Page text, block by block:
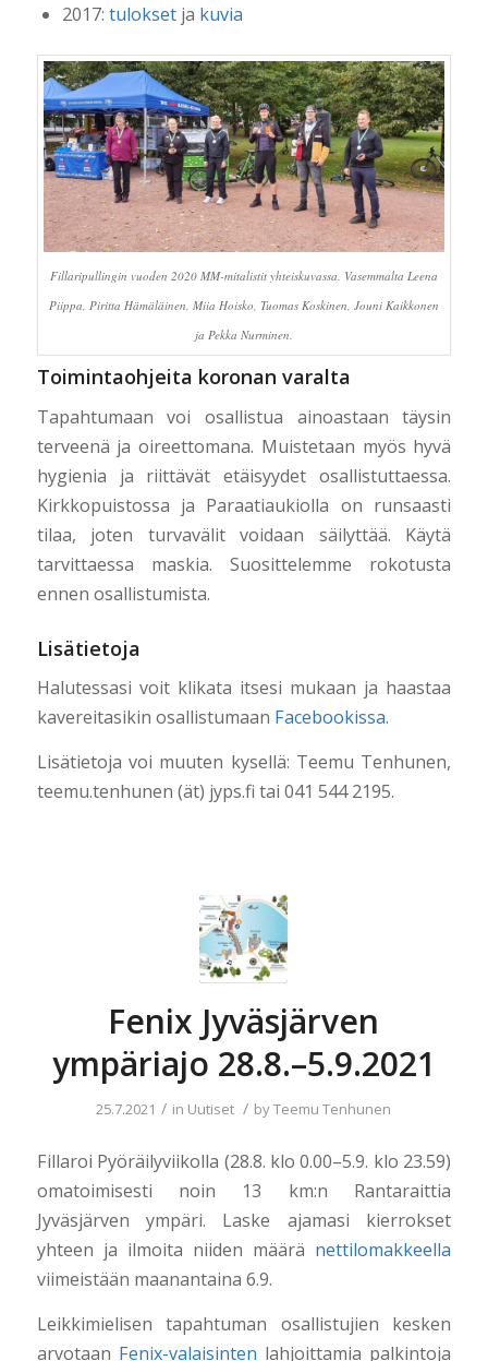
2017: tuloksetja kuvia
Fillaripullingin vuoden 2020 MM-mitalistit yhteiskuvassa. Vasemmalta Leena
Piippa, Piritta Hämäläinen, Miia Hoisko, Tuomas Koskinen, Jouni Kaikkonen
ja Pekka Nurminen.
Toimintaohjeita koronan varalta
Tapahtumaan voi osallistua ainoastaan täysin
terveenä ja oireettomana. Muistetaan myös hyvä
hygienia ja riittävät etäisyydet osallistuttaessa.
Kirkkopuistossa ja Paraatiaukiolla on runsaasti
tilaa, joten turvavälit voidaan säilyttää. Käytä
tarvittaessa maskia. Suosittelemme rokotusta
ennen osallistumista.
Lisätietoja
Halutessasi voit klikata itsesi mukaan ja haastaa
kavereitasikin osallistumaan Facebookissa.
Lisätietoja voi muuten kysellä: Teemu Tenhunen,
teemu.tenhunen (ät) jyps.fi tai 041 544 2195.
Fenix Jyväsjärven
ympäriajo 28.8.–5.9.2021
25.7.2021 / in Uutiset / byTeemu Tenhunen
Fillaroi Pyöräilyviikolla (28.8. klo 0.00–5.9. klo 23.59)
omatoimisesti noin 13 km:n Rantaraittia
Jyväsjärven ympäri. Laske ajamasi kierrokset
yhteen ja ilmoita niiden määrä nettilomakkeella
viimeistään maanantaina 6.9.
Leikkimielisen tapahtuman osallistujien kesken
arvotaan Fenix-valaisinten lahjoittamia palkintoja